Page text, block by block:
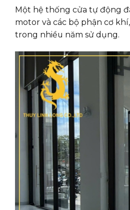
Một hệ thống cửa tự động
motor và các bộ phận cơ
trong nhiều năm sử dụng.